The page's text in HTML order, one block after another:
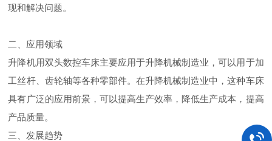
现和解决问题。
二、应用领域
升降机用双头数控车床主要应用于升降机械制造业，可以用于加
工丝杆、齿轮轴等各种零部件。在升降机械制造业中，这种车床
具有广泛的应用前景，可以提高生产效率，降低生产成本，提高
产品质量。
三、发展趋势